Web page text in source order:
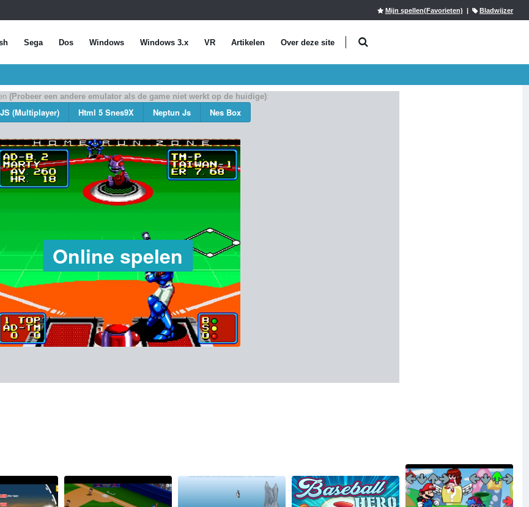
Mijn spellen(Favorieten) | Bladwijzer
Sega Dos Windows Windows 3.x VR Artikelen Over deze site
(Probeer een andere emulator als de game niet werkt op de huidige):
(Multiplayer) Html 5 Snes9X Neptun Js Nes Box
Online spelen